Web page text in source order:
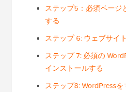
ステップ5：必須ページ
する
ステップ 6: ウェブサイ
ステップ 7: 必須の
インストールする
ステップ8: WordPress